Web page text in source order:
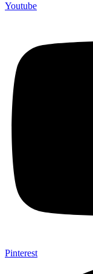
Youtube
Pinterest